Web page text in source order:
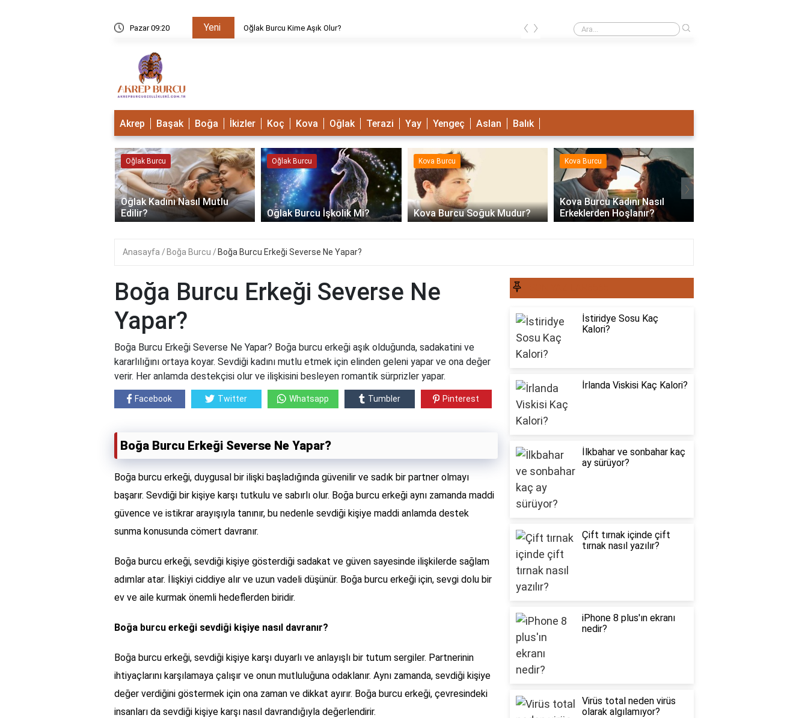
Pazar 09:20 Yeni Oğlak Burcu Kime Aşık Olur? Terazi Erkeği Nasıl Sevişir?
‹ ›
Akrep Başak Boğa İkizler Koç Kova Oğlak Terazi Yay Yengeç Aslan Balık
Oğlak Burcu
Oğlak Kadını Nasıl Mutlu
Edilir?
Oğlak Burcu
Oğlak Burcu İşkolik Mi?
Kova Burcu
Kova Burcu Soğuk Mudur?
Kova Burcu
Kova Burcu Kadını Nasıl
Erkeklerden Hoşlanır?
‹ ›
Anasayfa Boğa Burcu Boğa Burcu Erkeği Severse Ne Yapar?
Boğa Burcu Erkeği Severse Ne
Yapar?
Boğa Burcu Erkeği Severse Ne Yapar? Boğa burcu erkeği aşık olduğunda, sadakatini ve
kararlılığını ortaya koyar. Sevdiği kadını mutlu etmek için elinden geleni yapar ve ona değer
verir. Her anlamda destekçisi olur ve ilişkisini besleyen romantik sürprizler yapar.
Facebook Twitter Whatsapp Tumbler Pinterest
Boğa Burcu Erkeği Severse Ne Yapar?
Boğa burcu erkeği, duygusal bir ilişki başladığında güvenilir ve sadık bir partner olmayı
başarır. Sevdiği bir kişiye karşı tutkulu ve sabırlı olur. Boğa burcu erkeği aynı zamanda maddi
güvence ve istikrar arayışıyla tanınır, bu nedenle sevdiği kişiye maddi anlamda destek
sunma konusunda cömert davranır.
Boğa burcu erkeği, sevdiği kişiye gösterdiği sadakat ve güven sayesinde ilişkilerde sağlam
adımlar atar. İlişkiyi ciddiye alır ve uzun vadeli düşünür. Boğa burcu erkeği için, sevgi dolu bir
ev ve aile kurmak önemli hedeflerden biridir.
Boğa burcu erkeği sevdiği kişiye nasıl davranır?
Boğa burcu erkeği, sevdiği kişiye karşı duyarlı ve anlayışlı bir tutum sergiler. Partnerinin
ihtiyaçlarını karşılamaya çalışır ve onun mutluluğuna odaklanır. Aynı zamanda, sevdiği kişiye
değer verdiğini göstermek için ona zaman ve dikkat ayırır. Boğa burcu erkeği, çevresindeki
insanları da sevdiği kişiye karşı nasıl davrandığıyla değerlendirir.
İstiridye Sosu Kaç
Kalori?
İrlanda Viskisi Kaç Kalori?
İlkbahar ve sonbahar kaç
ay sürüyor?
Çift tırnak içinde çift
tırnak nasıl yazılır?
iPhone 8 plus'ın ekranı
nedir?
Virüs total neden virüs
olarak algılamıyor?